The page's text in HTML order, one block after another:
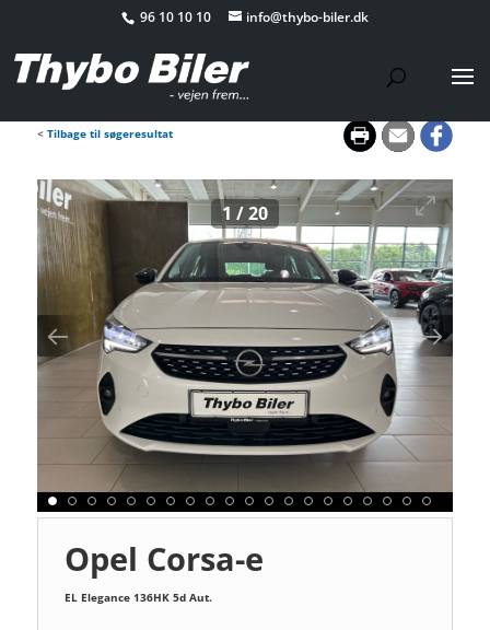
96 10 10 10 info@thybo-biler.dk
< Tilbage til søgeresultat
1 /20
Opel Corsa-e
EL Elegance 136HK 5d Aut.